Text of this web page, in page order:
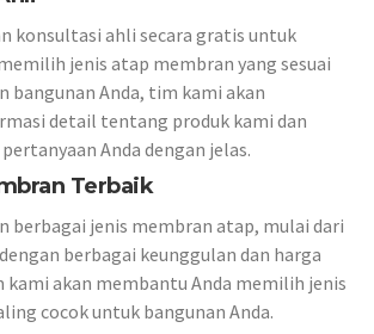
konsultasi ahli secara gratis untuk
jenis atap membran yang sesuai
bangunan Anda, tim kami akan
detail tentang produk kami dan
Anda dengan jelas.
Terbaik
berbagai jenis membran atap, mulai dari
berbagai keunggulan dan harga
kami akan membantu Anda memilih jenis
cocok untuk bangunan Anda.